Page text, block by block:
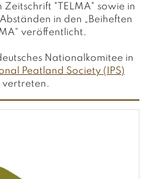
Zeitschrift "TELMA" sowie in
in den „Beiheften
veröffentlicht.
Nationalkomitee in
Peatland Society (IPS)
vertreten.